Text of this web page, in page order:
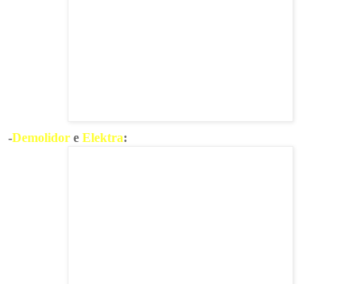
-Demolidor e Elektra: